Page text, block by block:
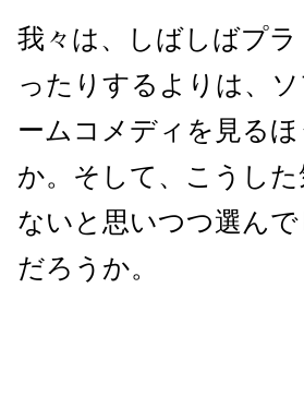
我々は、しばしばプ
ったりするよりは、
ームコメディを見る
か。そして、こうし
ないと思いつつ選ん
だろうか。